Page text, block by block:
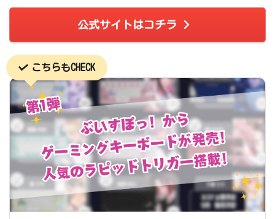
公式サイトはコチラ
こちらもCHECK